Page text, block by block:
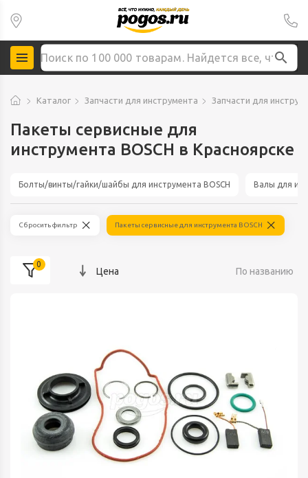
Каталог Запчасти для инструмента Запчасти для
Пакеты сервисные для
инструмента BOSCH в Красноярске
Болты/винты/гайки/шайбы для инструмента BOSCH Валы для
Сбросить фильтр Пакеты сервисные для инструмента BOSCH
0
Цена По названию